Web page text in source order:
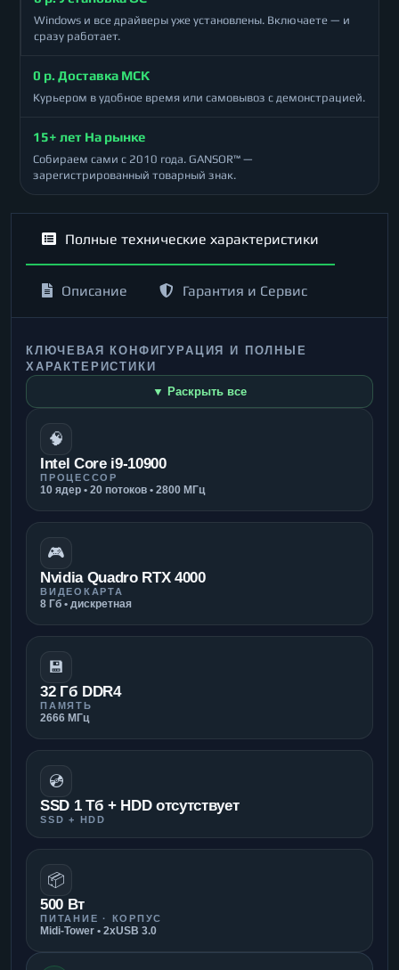
Windows и все драйверы уже установлены. Включаете — и
сразу работает.
0 р. Доставка МСК
Курьером в удобное время или самовывоз с демонстрацией.
15+ лет На рынке
Собираем сами с 2010 года. GANSOR™ —
зарегистрированный товарный знак.
Полные технические характеристики
Описание Гарантия и Сервис
КЛЮЧЕВАЯ КОНФИГУРАЦИЯ И ПОЛНЫЕ
ХАРАКТЕРИСТИКИ
▼ Раскрыть все
🧠
Intel Core i9-10900
ПРОЦЕССОР
10 ядер • 20 потоков • 2800 МГц
🎮
Nvidia Quadro RTX 4000
ВИДЕОКАРТА
8 Гб • дискретная
💾
32 Гб DDR4
ПАМЯТЬ
2666 МГц
💿
SSD 1 Тб + HDD отсутствует
SSD + HDD
📦
500 Вт
ПИТАНИЕ · КОРПУС
Midi-Tower • 2xUSB 3.0